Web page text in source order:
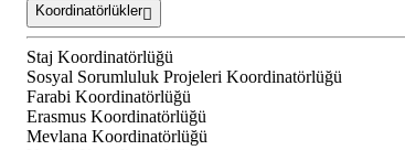
Koordinatörlükler
Staj Koordinatörlüğü
Sosyal Sorumluluk Projeleri Koordinatörlüğü
Farabi Koordinatörlüğü
Erasmus Koordinatörlüğü
Mevlana Koordinatörlüğü